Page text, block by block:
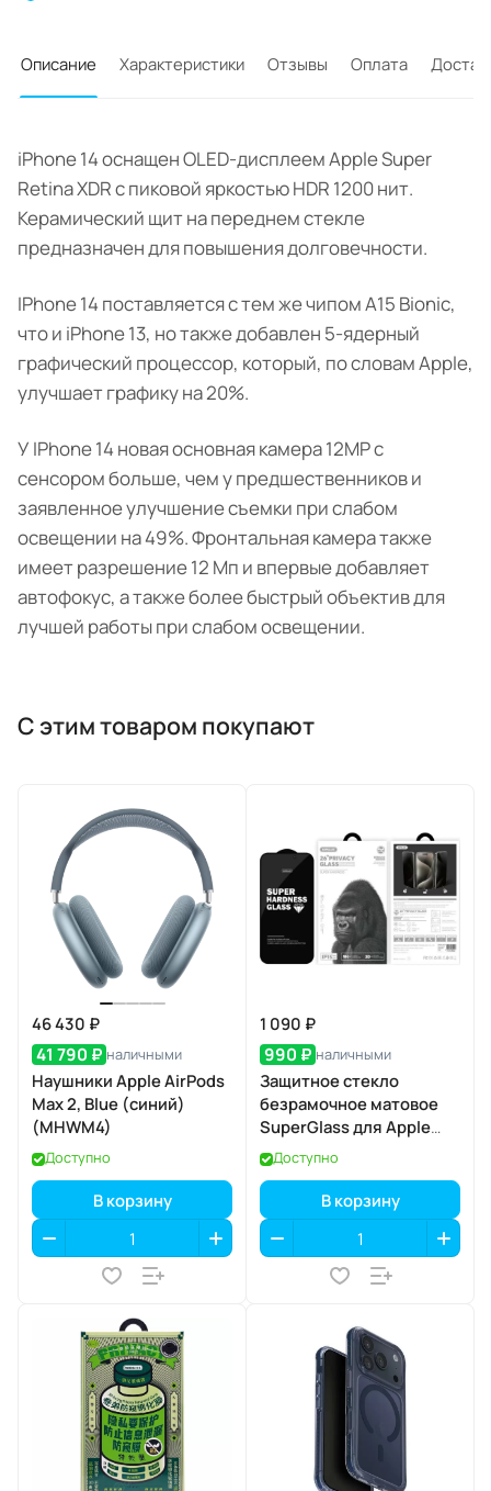
Описание Характеристики Отзывы Оплата
iPhone 14 оснащен OLED-дисплеем Apple Super
Retina XDR с пиковой яркостью HDR 1200 нит.
Керамический щит на переднем стекле
предназначен для повышения долговечности.
IPhone 14 поставляется с тем же чипом A15 Bionic,
что и iPhone 13, но также добавлен 5-ядерный
графический процессор, который, по словам Apple,
улучшает графику на 20%.
У IPhone 14 новая основная камера 12MP с
сенсором больше, чем у предшественников и
заявленное улучшение съемки при слабом
освещении на 49%. Фронтальная камера также
имеет разрешение 12 Мп и впервые добавляет
автофокус, а также более быстрый объектив для
лучшей работы при слабом освещении.
С этим товаром покупают
46 430 ₽
41 790 ₽ наличными
Наушники Apple AirPods
Max 2, Blue (синий)
(MHWM4)
Доступно
В корзину
1 090 ₽
990 ₽ наличными
Защитное стекло
безрамочное матовое
SuperGlass для Apple
iPhone 17 / 16 Pro
Доступно
В корзину